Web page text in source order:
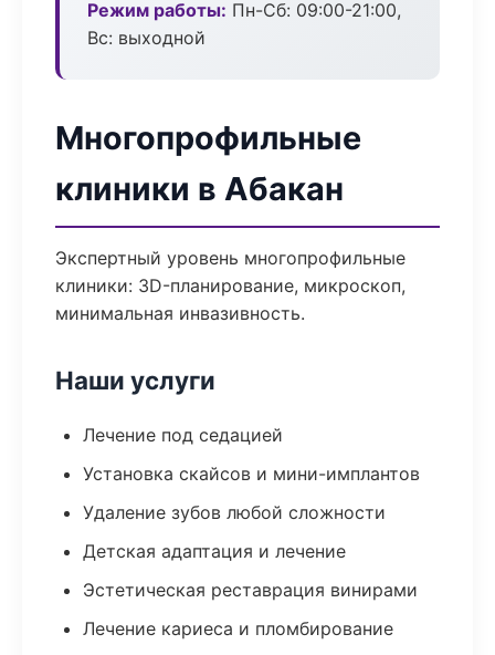
Режим работы: Пн-Сб: 09:00-21:00,
Вс: выходной
Многопрофильные
клиники в Абакан
Экспертный уровень многопрофильные
клиники: 3D-планирование, микроскоп,
минимальная инвазивность.
Наши услуги
Лечение под седацией
Установка скайсов и мини-имплантов
Удаление зубов любой сложности
Детская адаптация и лечение
Эстетическая реставрация винирами
Лечение кариеса и пломбирование